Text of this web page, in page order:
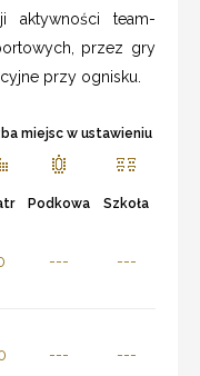
aktywności team-
przez gry
przy ognisku.
miejsc w ustawieniu
Podkowa Szkoła
--- ---
--- ---